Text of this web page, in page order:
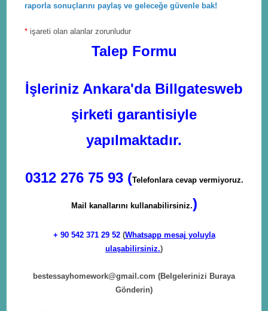
raporla sonuçlarını paylaş ve geleceğe güvenle bak!
* işareti olan alanlar zorunludur
Talep Formu
İşleriniz Ankara'da Billgatesweb
şirketi garantisiyle
yapılmaktadır.
0312 276 75 93 (Telefonlara cevap vermiyoruz.
Mail kanallarını kullanabilirsiniz.)
+ 90 542 371 29 52(Whatsapp mesaj yoluyla
ulaşabilirsiniz.)
bestessayhomework@gmail.com (Belgelerinizi Buraya
Gönderin)